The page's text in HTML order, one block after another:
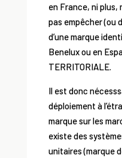
en France, ni plus,
pas empêcher (ou
d’une marque
Benelux ou en
TERRITORIALE.
Il est donc
déploiement à
marque sur les
existe des
unitaires (marque